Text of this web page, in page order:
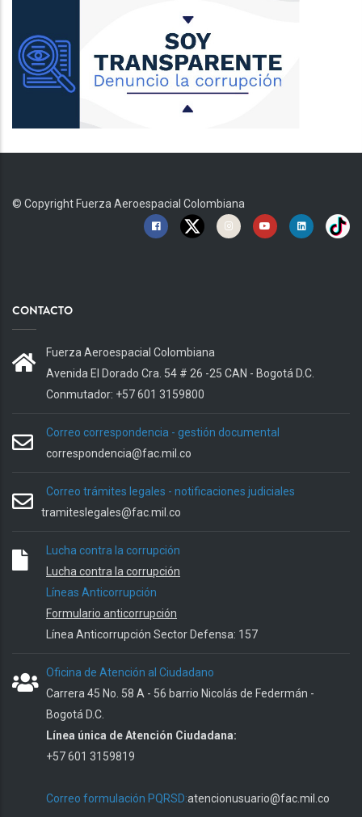
© Copyright Fuerza Aeroespacial Colombiana
CONTACTO
Fuerza Aeroespacial Colombiana
Avenida El Dorado Cra. 54 # 26 -25 CAN - Bogotá D.C.
Conmutador: +57 601 3159800
Correo correspondencia - gestión documental
correspondencia@fac.mil.co
Correo trámites legales - notificaciones judiciales
tramiteslegales@fac.mil.co
Lucha contra la corrupción
Lucha contra la corrupción
Líneas Anticorrupción
Formulario anticorrupción
Línea Anticorrupción Sector Defensa: 157
Oficina de Atención al Ciudadano
Carrera 45 No. 58 A - 56 barrio Nicolás de Federmán -
Bogotá D.C.
Línea única de Atención Ciudadana:
+57 601 3159819
Correo formulación PQRSD:atencionusuario@fac.mil.co